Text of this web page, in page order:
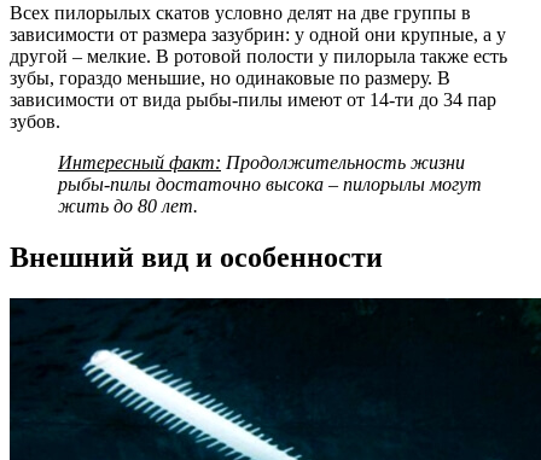
Всех пилорылых скатов условно делят на две группы в
зависимости от размера зазубрин: у одной они крупные, а у
другой – мелкие. В ротовой полости у пилорыла также есть
зубы, гораздо меньшие, но одинаковые по размеру. В
зависимости от вида рыбы-пилы имеют от 14-ти до 34 пар
зубов.
Интересный факт: Продолжительность жизни
рыбы-пилы достаточно высока – пилорылы могут
жить до 80 лет.
Внешний вид и особенности